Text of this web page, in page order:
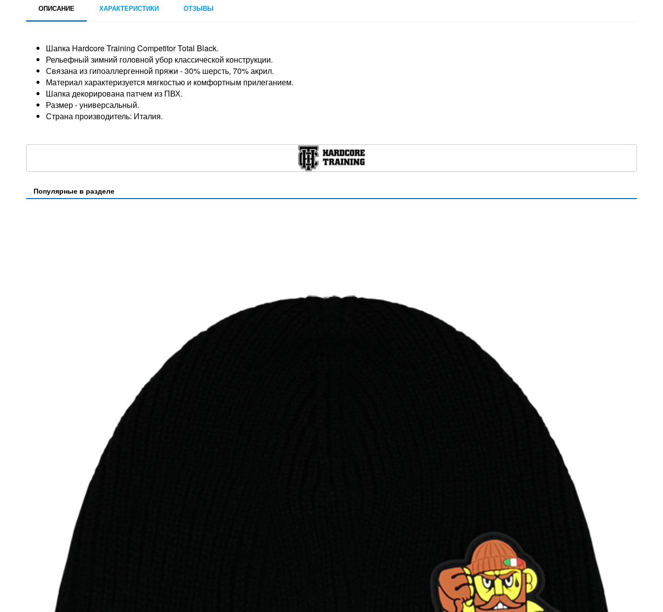
ОПИСАНИЕ ХАРАКТЕРИСТИКИ ОТЗЫВЫ
Шапка Hardcore Training Competitor Total Black.
Рельефный зимний головной убор классической конструкции.
Связана из гипоаллергенной пряжи - 30% шерсть, 70% акрил.
Материал характеризуется мягкостью и комфортным прилеганием.
Шапка декорирована патчем из ПВХ.
Размер - универсальный.
Страна производитель: Италия.
Популярные в разделе